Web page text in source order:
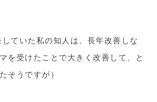
ていた私の知人は、長年改善しな
を受けたことで大きく改善して、と
そうですが）